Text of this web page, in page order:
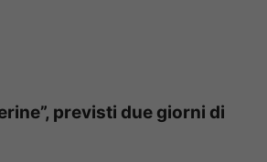
previsti due giorni di